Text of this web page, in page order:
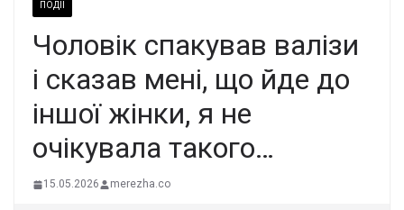
ПОДІЇ
Чоловік спакував валізи
і сказав мені, що йде до
іншої жінки, я не
очікувала такого…
15.05.2026 merezha.co